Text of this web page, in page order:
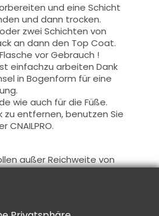
und eine Schicht
und dann trocken.
zwei Schichten von
an dann den Top Coat.
vor Gebrauch !
einfachzu arbeiten Dank
in Bogenform für eine
.
wie auch für die Füße.
zu entfernen, benutzen Sie
CNAILPRO.
außer Reichweite von
sein.